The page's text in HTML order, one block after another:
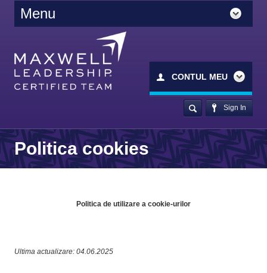
Menu
CONTUL MEU
Sign In
Politica cookies
Politica de utilizare a cookie-urilor
Ultima actualizare: 04.06.2025